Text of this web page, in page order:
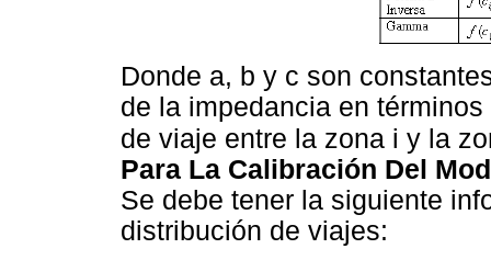
Donde a, b y c son
de la impedancia en
de viaje entre la zona i y la
Para La Calibración Del
Se debe tener la siguiente
distribución de viajes: